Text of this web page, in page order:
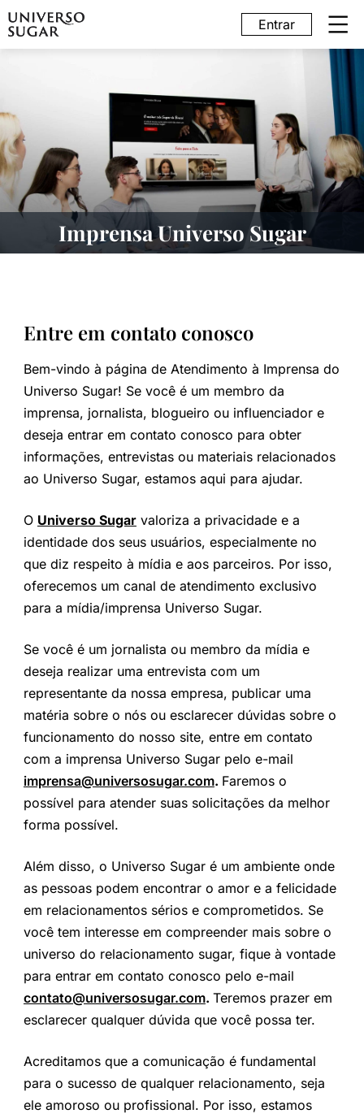
Entrar
Imprensa Universo Sugar
Entre em contato conosco
Bem-vindo à página de Atendimento à Imprensa do
Universo Sugar! Se você é um membro da
imprensa, jornalista, blogueiro ou influenciador e
deseja entrar em contato conosco para obter
informações, entrevistas ou materiais relacionados
ao Universo Sugar, estamos aqui para ajudar.
O Universo Sugarvaloriza a privacidade e a
identidade dos seus usuários, especialmente no
que diz respeito à mídia e aos parceiros. Por isso,
oferecemos um canal de atendimento exclusivo
para a mídia/imprensa Universo Sugar.
Se você é um jornalista ou membro da mídia e
deseja realizar uma entrevista com um
representante da nossa empresa, publicar uma
matéria sobre o nós ou esclarecer dúvidas sobre o
funcionamento do nosso site, entre em contato
com a imprensa Universo Sugar pelo e-mail
imprensa@universosugar.com. Faremos o
possível para atender suas solicitações da melhor
forma possível.
Além disso, o Universo Sugar é um ambiente onde
as pessoas podem encontrar o amor e a felicidade
em relacionamentos sérios e comprometidos. Se
você tem interesse em compreender mais sobre o
universo do relacionamento sugar, fique à vontade
para entrar em contato conosco pelo e-mail
contato@universosugar.com. Teremos prazer em
esclarecer qualquer dúvida que você possa ter.
Acreditamos que a comunicação é fundamental
para o sucesso de qualquer relacionamento, seja
ele amoroso ou profissional. Por isso, estamos